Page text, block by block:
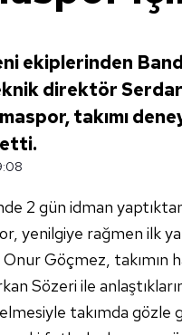
ekiplerinden
direktör
takımı
2 gün idman
yenilgiye rağmen ilk
Göçmez, takımın
Sözeri ile
takımda gözle